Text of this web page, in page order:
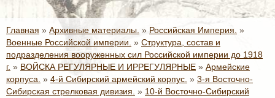
Главная » Архивные материалы. » Российская Империя. »
Военные Российской империи. » Структура, состав и
подразделения вооруженных сил Российской империи до 1918
г. » ВОЙСКА РЕГУЛЯРНЫЕ И ИРРЕГУЛЯРНЫЕ » Армейские
корпуса. » 4-й Сибирский армейский корпус. » 3-я Восточно-
Сибирская стрелковая дивизия. » 10-й Восточно-Сибирский